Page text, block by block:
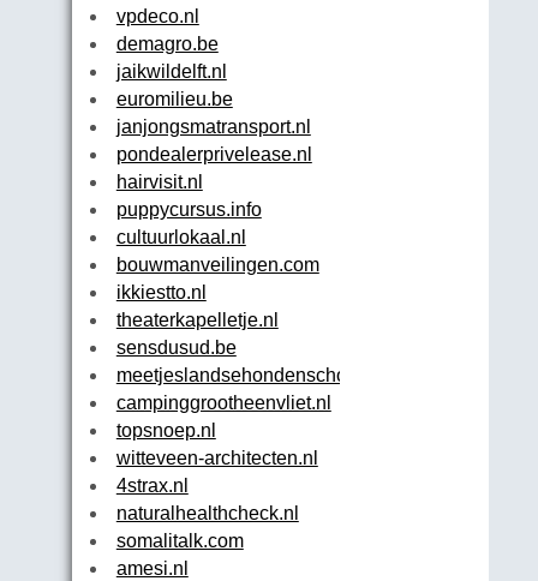
vpdeco.nl
demagro.be
jaikwildelft.nl
euromilieu.be
janjongsmatransport.nl
pondealerprivelease.nl
hairvisit.nl
puppycursus.info
cultuurlokaal.nl
bouwmanveilingen.com
ikkiestto.nl
theaterkapelletje.nl
sensdusud.be
meetjeslandsehondenschool.com
campinggrootheenvliet.nl
topsnoep.nl
witteveen-architecten.nl
4strax.nl
naturalhealthcheck.nl
somalitalk.com
amesi.nl